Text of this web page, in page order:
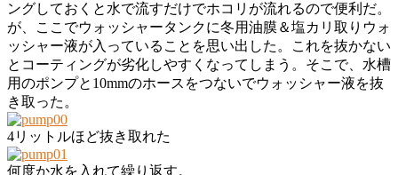
ングしておくと水で流すだけでホコリが流れるので便利だ。
が、ここでウォッシャータンクに冬用油膜＆塩カリ取りウォ
ッシャー液が入っていることを思い出した。これを抜かない
とコーティングが劣化しやすくなってしまう。そこで、水槽
用のポンプと10mmのホースをつないでウォッシャー液を抜
き取った。
4リットルほど抜き取れた
何度か水を入れて繰り返す。